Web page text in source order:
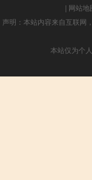
| 网站地
声明：本站内容来自互联网
本站仅为个